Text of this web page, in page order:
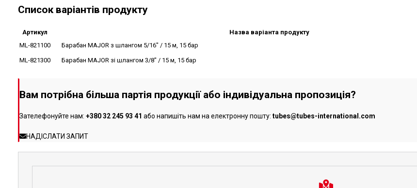
Список варіантів продукту
Артикул Назва варіанта продукту
ML-821100
Барабан MAJOR з шлангом 5/16" / 15 м, 15 бар
ML-821300
Барабан MAJOR зі шлангом 3/8" / 15 м, 15 бар
Вам потрібна більша партія продукції або індивідуальна пропозиція?
Зателефонуйте нам: +380 32 245 93 41 або напишіть нам на електронну пошту: tubes@tubes-international.com
НАДІСЛАТИ ЗАПИТ